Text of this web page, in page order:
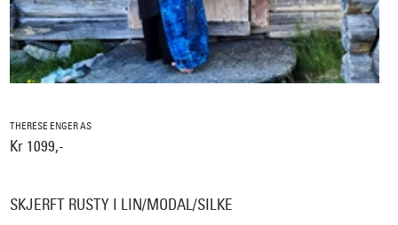
THERESE ENGER AS
Kr 1099,-
SKJERFT RUSTY I LIN/MODAL/SILKE